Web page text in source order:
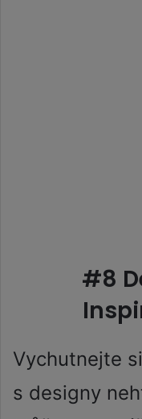
#8
Vychutnejte
s designy